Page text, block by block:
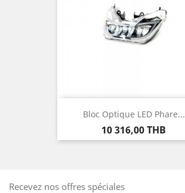
Bloc Optique LED Phare...
Prix
10 316,00 THB
Recevez nos offres spéciales